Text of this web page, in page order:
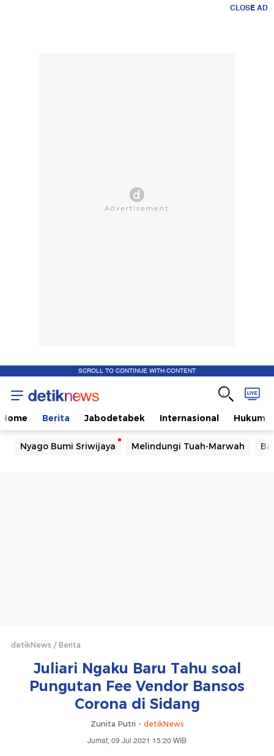
CLOSE AD
SCROLL TO CONTINUE WITH CONTENT
Home Berita Jabodetabek Internasional Hukum
Nyago Bumi Sriwijaya Melindungi Tuah-Marwah
detikNews Berita
Juliari Ngaku Baru Tahu soal
Pungutan Fee Vendor Bansos
Corona di Sidang
Zunita Putri - detikNews
Jumat, 09 Jul 2021 15:20 WIB